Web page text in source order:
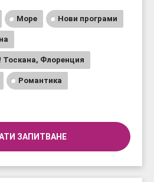
Море Нови програми
Тоскана, Флоренция
Романтика
ЗАПИТВАНЕ